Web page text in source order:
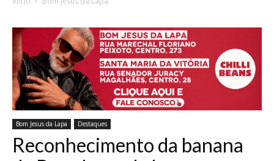
Bom Jesus da Lapa Destaques
Reconhecimento da banana